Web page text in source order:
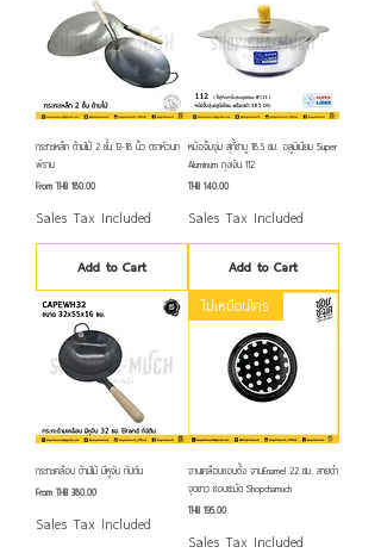
กระทะเหล็ก ด้ามไม้ 2 ชั้น 13-18 นิ้ว ตราหัวนก
พิราบ
FromTHB 180.00
Sale Price
Sales Tax Included
Add to Cart
หม้อจิ้มจุ่ม สุกี้ชาบู 18.5 ซม. อลูมิเนียม Super
Aluminum ถุงเงิน 112
Price
THB 140.00
Sales Tax Included
Add to Cart
กระทะเคลือบ ด้ามไม้ มีหูจับ กัปตัน
FromTHB 380.00
Sale Price
Sales Tax Included
ไม่เหมือนใคร
จานเคลือบขอบตั้ง จานEnamel 22 ซม. ลายดำ
จุดขาว ชอบชะมัด Shopchamuch
Price
THB 195.00
Sales Tax Included